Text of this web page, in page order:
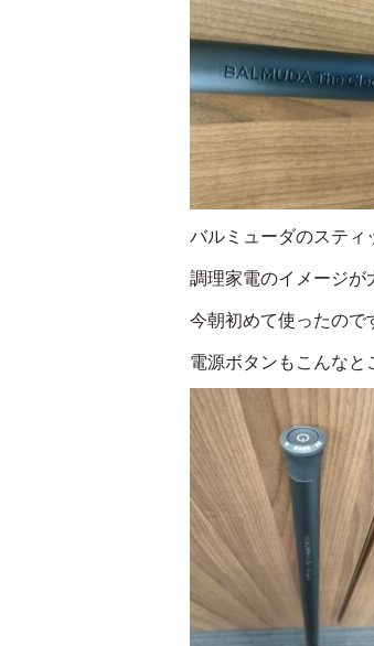
バルミューダのスティ
調理家電のイメージが
今朝初めて使ったので
電源ボタンもこんなと